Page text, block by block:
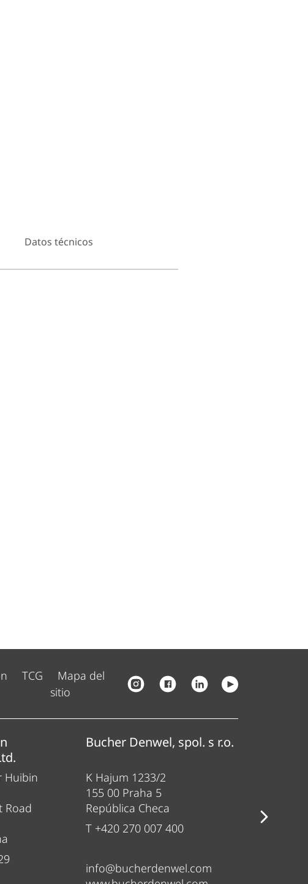
Datos técnicos
TCG
Mapa del
sitio
Huibin
Road
Bucher Denwel, spol. s r.o.
K Hajum 1233/2
155 00 Praha 5
República Checa
T +420 270 007 400
info@bucherdenwel.com